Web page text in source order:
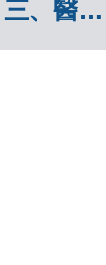
三、醫學報導區(市面報章雜誌)